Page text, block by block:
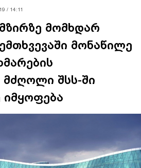
/ 14:11
მომხდარ
მონაწილე
შსს-ში
იმყოფება